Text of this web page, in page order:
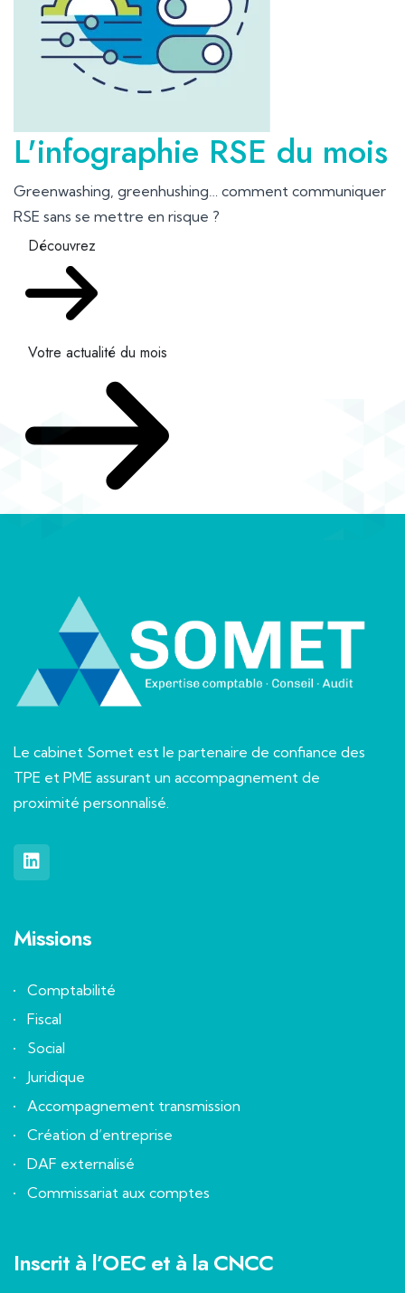
L'infographie RSE du mois
Greenwashing, greenhushing… comment communiquer
RSE sans se mettre en risque ?
Découvrez
Votre actualité du mois
Le cabinet Somet est le partenaire de confiance des
TPE et PME assurant un accompagnement de
proximité personnalisé.
Missions
Comptabilité
Fiscal
Social
Juridique
Accompagnement transmission
Création d’entreprise
DAF externalisé
Commissariat aux comptes
Inscrit à l’OEC et à la CNCC